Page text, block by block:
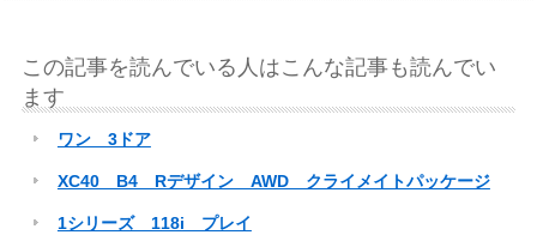
この記事を読んでいる人はこんな記事も読んでい
ます
ワン 3ドア
XC40 B4 Rデザイン AWD クライメイトパッケージ
1シリーズ 118i プレイ